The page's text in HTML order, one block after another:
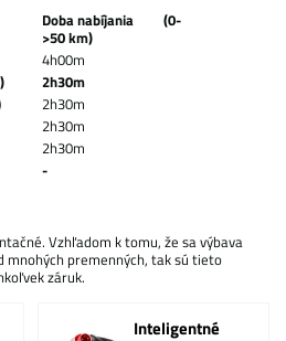
Doba nabíjania (0-
>50 km)
4h00m
2h30m
2h30m
2h30m
2h30m
-
Vzhľadom k tomu, že sa výbava
mnohých premenných, tak sú tieto
záruk.
Inteligentné